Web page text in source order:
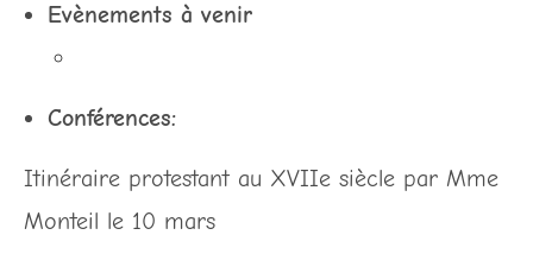
Evènements à venir
Conférences:
Itinéraire protestant au XVIIe siècle par Mme
Monteil le 10 mars